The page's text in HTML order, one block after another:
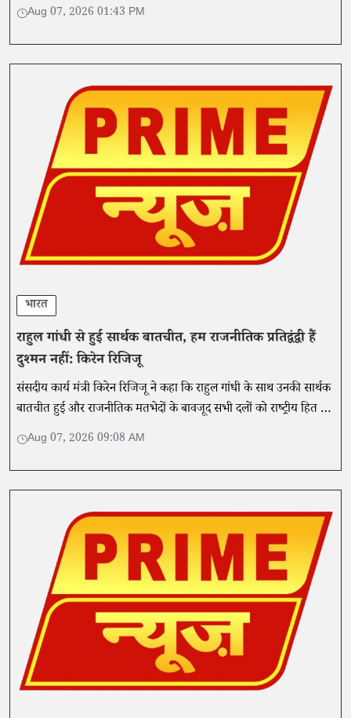
विपक्ष के आरोपों को खारिज करते हुए कहा....
Aug 07, 2026 01:43 PM
भारत
राहुल गांधी से हुई सार्थक बातचीत, हम राजनीतिक प्रतिद्वंद्वी हैं
दुश्मन नहीं: किरेन रिजिजू
संसदीय कार्य मंत्री किरेन रिजिजू ने कहा कि राहुल गांधी के साथ उनकी सार्थक
बातचीत हुई और राजनीतिक मतभेदों के बावजूद सभी दलों को राष्ट्रीय हित में
संवाद और सहयोग के साथ काम करना चाहिए।
Aug 07, 2026 09:08 AM